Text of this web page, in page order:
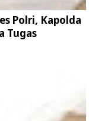
Polri, Kapolda
Tugas